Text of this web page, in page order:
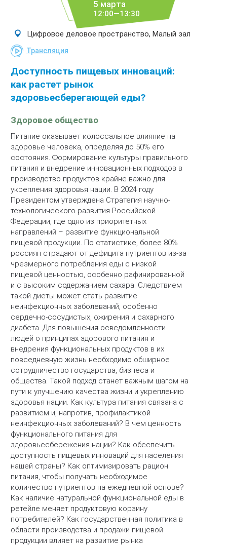
5 марта
12:00—13:30
Цифровое деловое пространство, Малый зал
Трансляция
Доступность пищевых инноваций:
как растет рынок
здоровьесберегающей еды?
Здоровое общество
Питание оказывает колоссальное влияние на
здоровье человека, определяя до 50% его
состояния. Формирование культуры правильного
питания и внедрение инновационных подходов в
производство продуктов крайне важно для
укрепления здоровья нации. В 2024 году
Президентом утверждена Стратегия научно-
технологического развития Российской
Федерации, где одно из приоритетных
направлений – развитие функциональной
пищевой продукции. По статистике, более 80%
россиян страдают от дефицита нутриентов из-за
чрезмерного потребления еды с низкой
пищевой ценностью, особенно рафинированной
и с высоким содержанием сахара. Следствием
такой диеты может стать развитие
неинфекционных заболеваний, особенно
сердечно-сосудистых, ожирения и сахарного
диабета. Для повышения осведомленности
людей о принципах здорового питания и
внедрения функциональных продуктов в их
повседневную жизнь необходимо обширное
сотрудничество государства, бизнеса и
общества. Такой подход станет важным шагом на
пути к улучшению качества жизни и укреплению
здоровья нации. Как культура питания связана с
развитием и, напротив, профилактикой
неинфекционных заболеваний? В чем ценность
функционального питания для
здоровьесбережения нации? Как обеспечить
доступность пищевых инноваций для населения
нашей страны? Как оптимизировать рацион
питания, чтобы получать необходимое
количество нутриентов на ежедневной основе?
Как наличие натуральной функциональной еды в
ретейле меняет продуктовую корзину
потребителей? Как государственная политика в
области производства и продажи пищевой
продукции влияет на развитие рынка